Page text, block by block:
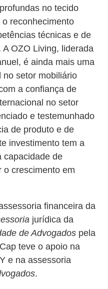
no tecido
reconhecimento
técnicas e de
OZO Living, liderada
é ainda mais uma
no setor mobiliário
a confiança de
no setor
e testemunhado
de produto e de
investimento tem a
capacidade de
o crescimento em
financeira da
jurídica da
de Advogados pela
teve o apoio na
e na assessoria
.